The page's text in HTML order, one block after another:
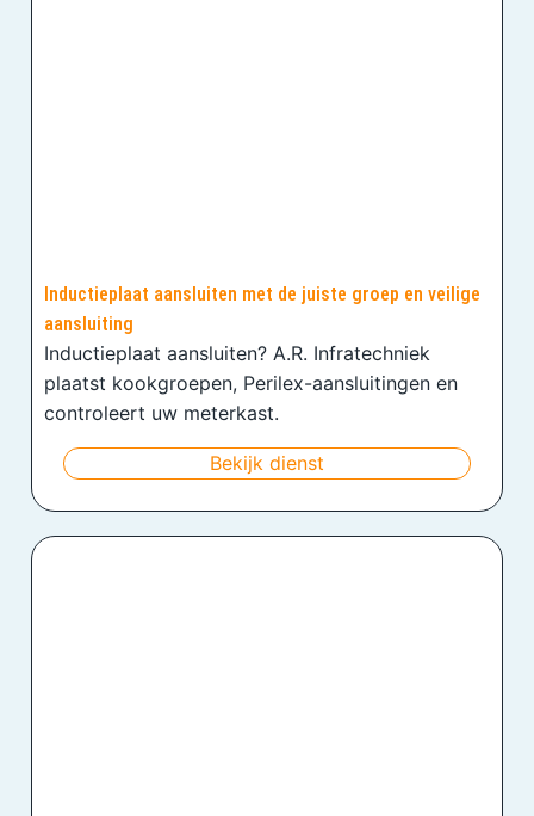
Inductieplaat aansluiten met de juiste groep en veilige
aansluiting
Inductieplaat aansluiten? A.R. Infratechniek
plaatst kookgroepen, Perilex-aansluitingen en
controleert uw meterkast.
Bekijk dienst